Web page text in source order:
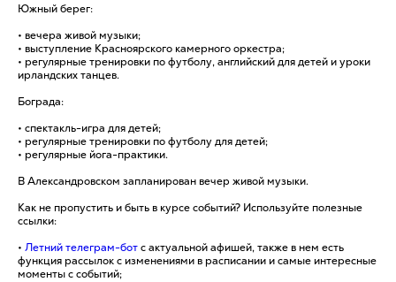
Южный берег:
• вечера живой музыки;
• выступление Красноярского камерного оркестра;
• регулярные тренировки по футболу, английский для детей и уроки
ирландских танцев.
Бограда:
• спектакль-игра для детей;
• регулярные тренировки по футболу для детей;
• регулярные йога-практики.
В Александровском запланирован вечер живой музыки.
Как не пропустить и быть в курсе событий? Используйте полезные
ссылки:
• Летний телеграм-ботс актуальной афишей, также в нем есть
функция рассылок с изменениями в расписании и самые интересные
моменты с событий;